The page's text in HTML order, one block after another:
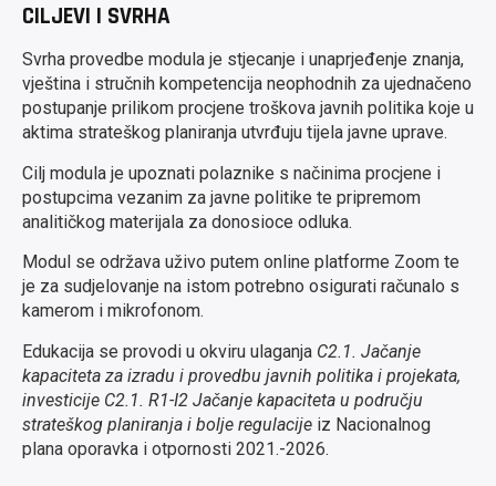
CILJEVI I SVRHA
Svrha provedbe modula je stjecanje i unaprjeđenje znanja,
vještina i stručnih kompetencija neophodnih za ujednačeno
postupanje prilikom procjene troškova javnih politika koje u
aktima strateškog planiranja utvrđuju tijela javne uprave.
Cilj modula je upoznati polaznike s načinima procjene i
postupcima vezanim za javne politike te pripremom
analitičkog materijala za donosioce odluka.
Modul se održava uživo putem online platforme Zoom te
je za sudjelovanje na istom potrebno osigurati računalo s
kamerom i mikrofonom.
Edukacija se provodi u okviru ulaganja C2.1. Jačanje
kapaciteta za izradu i provedbu javnih politika i projekata,
investicije C2.1. R1-I2 Jačanje kapaciteta u području
strateškog planiranja i bolje regulacije iz Nacionalnog
plana oporavka i otpornosti 2021.-2026.